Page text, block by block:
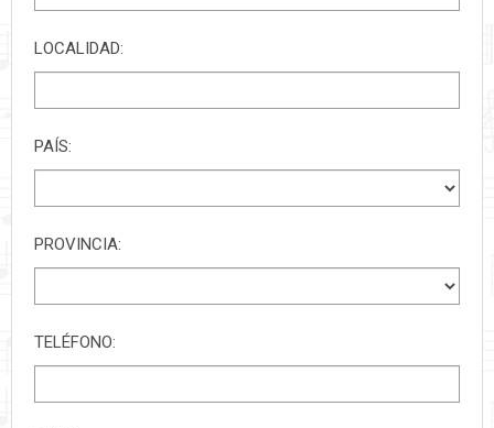
LOCALIDAD:
PAÍS:
PROVINCIA:
TELÉFONO: